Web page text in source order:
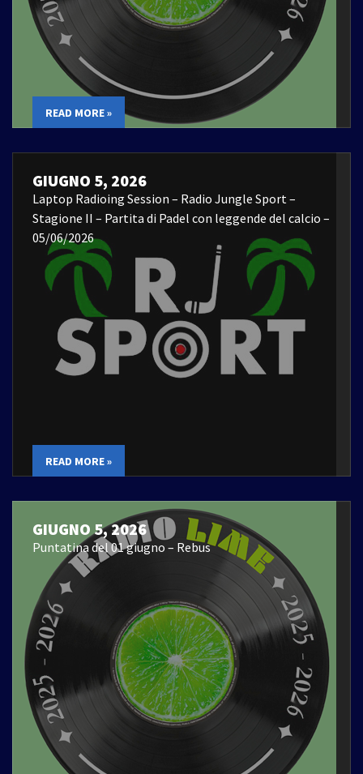
READ MORE »
GIUGNO 5, 2026
Laptop Radioing Session – Radio Jungle Sport –
Stagione II – Partita di Padel con leggende del calcio –
05/06/2026
READ MORE »
GIUGNO 5, 2026
Puntatina del 01 giugno – Rebus